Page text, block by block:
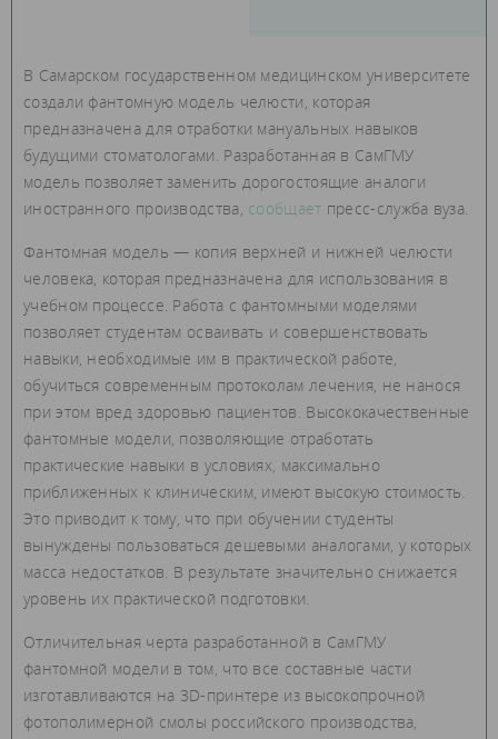
В Самарском государственном медицинском университете
создали фантомную модель челюсти, которая
предназначена для отработки мануальных навыков
будущими стоматологами. Разработанная в СамГМУ
модель позволяет заменить дорогостоящие аналоги
иностранного производства, сообщает пресс-служба вуза.
Фантомная модель — копия верхней и нижней челюсти
человека, которая предназначена для использования в
учебном процессе. Работа с фантомными моделями
позволяет студентам осваивать и совершенствовать
навыки, необходимые им в практической работе,
обучиться современным протоколам лечения, не нанося
при этом вред здоровью пациентов. Высококачественные
фантомные модели, позволяющие отработать
практические навыки в условиях, максимально
приближенных к клиническим, имеют высокую стоимость.
Это приводит к тому, что при обучении студенты
вынуждены пользоваться дешевыми аналогами, у которых
масса недостатков. В результате значительно снижается
уровень их практической подготовки.
Отличительная черта разработанной в СамГМУ
фантомной модели в том, что все составные части
изготавливаются на 3D-принтере из высокопрочной
фотополимерной смолы российского производства,